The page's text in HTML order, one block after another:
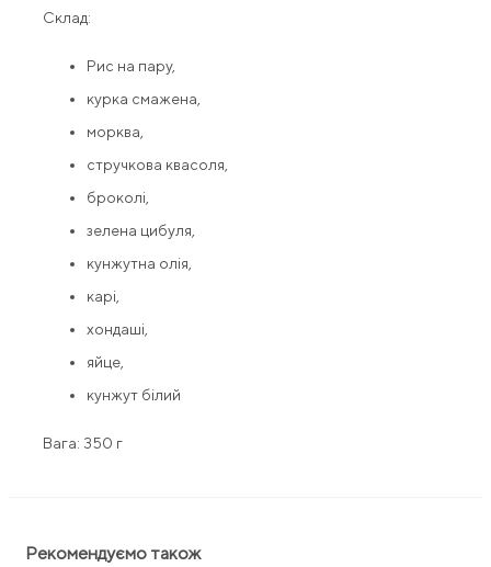
Склад:
Рис на пару,
курка смажена,
морква,
стручкова квасоля,
броколі,
зелена цибуля,
кунжутна олія,
карі,
хондаші,
яйце,
кунжут білий
Вага: 350 г
Рекомендуємо також